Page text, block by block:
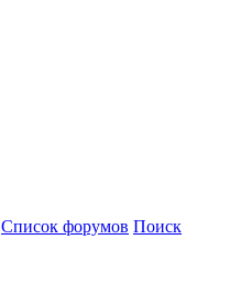
Список форумов Поиск